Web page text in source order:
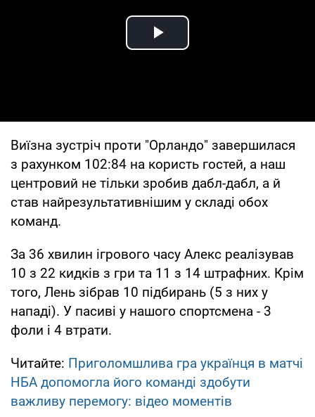
Play Video
Виїзна зустріч проти "Орландо" завершилася
з рахунком 102:84 на користь гостей, а наш
центровий не тільки зробив дабл-дабл, а й
став найрезультативнішим у складі обох
команд.
За 36 хвилин ігрового часу Алекс реалізував
10 з 22 кидків з гри та 11 з 14 штрафних. Крім
того, Лень зібрав 10 підбирань (5 з них у
нападі). У пасиві у нашого спортсмена - 3
фоли і 4 втрати.
Читайте: Приголомшлива гра українця в матчі
НБА допомогла його команді здобути
важливу перемогу: відео моментів